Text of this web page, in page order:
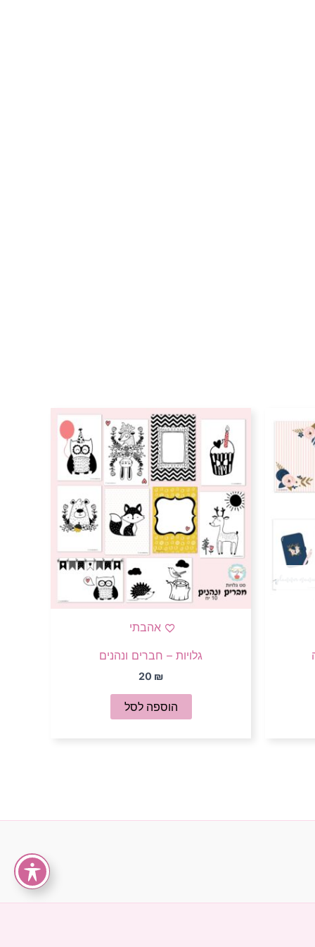
אהבתי
גלויות – חברים ונהנים
20 ₪
הוספה לסל